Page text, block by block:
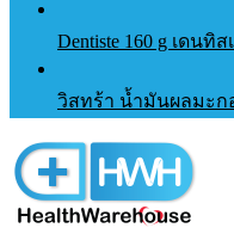
Dentiste 160 g เดน
วิสทร้า น้ำมันผลมะก